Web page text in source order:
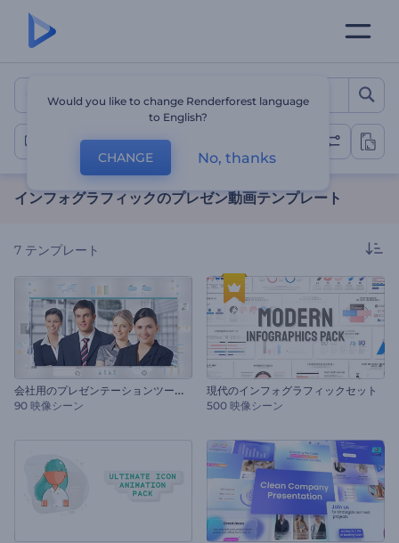
インフォグラフィックのプ
インフォグラフィックの動画
インフォグラフィックのプレゼン動画テンプレート
7 テンプレート
会
社用のプレゼンテーションツールキット
90 映像シーン
現代のインフォグラフィックセット
500 映像シーン
Would you like to change Renderforest language
to English?
CHANGE No, thanks